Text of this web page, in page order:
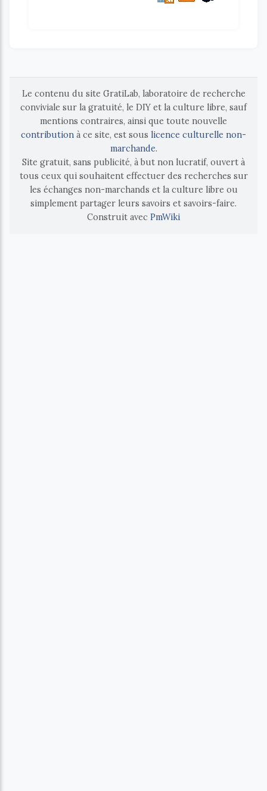
Le contenu du site GratiLab, laboratoire de recherche
conviviale sur la gratuité, le DIY et la culture libre, sauf
mentions contraires, ainsi que toute nouvelle
contribution à ce site, est sous licence culturelle non-
marchande.
Site gratuit, sans publicité, à but non lucratif, ouvert à
tous ceux qui souhaitent effectuer des recherches sur
les échanges non-marchands et la culture libre ou
simplement partager leurs savoirs et savoirs-faire.
Construit avec PmWiki